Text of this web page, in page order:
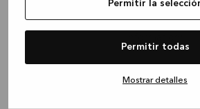
Permitir la
Permitir todas
Mostrar detalles
loadingwww.kvik.es (see the